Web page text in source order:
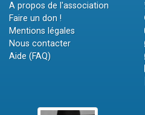
A propos de l'association
Faire un don !
Mentions légales
Nous contacter
Aide (FAQ)